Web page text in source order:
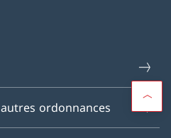
ordonnances